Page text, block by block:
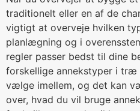
traditionelt eller en af de
vigtigt at overveje hvilken
planlægning og i
regler passer bedst til dine
forskellige annekstyper i træ
vælge imellem, og det kan
over, hvad du vil bruge